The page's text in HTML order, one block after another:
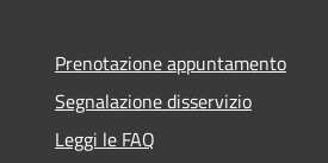
Prenotazione appuntamento
Segnalazione disservizio
Leggi le FAQ